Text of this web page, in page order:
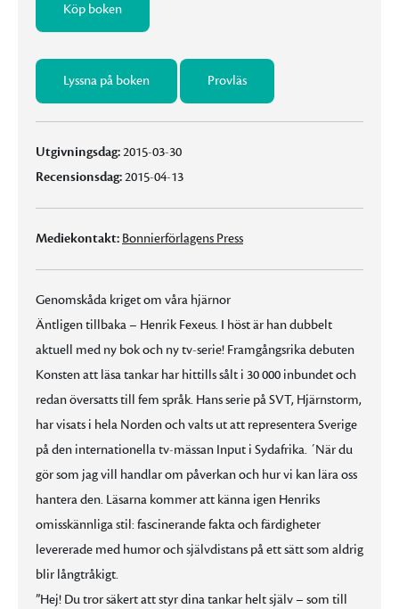
Köp boken
Lyssna på boken Provläs
Utgivningsdag:2015-03-30
Recensionsdag:2015-04-13
Mediekontakt: Bonnierförlagens Press
Genomskåda kriget om våra hjärnor
Äntligen tillbaka – Henrik Fexeus. I höst är han dubbelt
aktuell med ny bok och ny tv-serie! Framgångsrika debuten
Konsten att läsa tankar har hittills sålt i 30 000 inbundet och
redan översatts till fem språk. Hans serie på SVT, Hjärnstorm,
har visats i hela Norden och valts ut att representera Sverige
på den internationella tv-mässan Input i Sydafrika. ´När du
gör som jag vill handlar om påverkan och hur vi kan lära oss
hantera den. Läsarna kommer att känna igen Henriks
omisskännliga stil: fascinerande fakta och färdigheter
levererade med humor och självdistans på ett sätt som aldrig
blir långtråkigt.
”Hej! Du tror säkert att styr dina tankar helt själv – som till